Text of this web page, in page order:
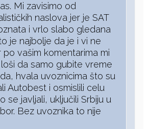
Mi zavisimo od
naslova jer je SAT
i vrlo slabo gledana
je najbolje da je i vi ne
vašim komentarima mi
da samo gubite vreme
hvala uvoznicima što su
Autobest i osmislili celu
se javljali, uključili Srbiju u
Bez uvoznika to nije